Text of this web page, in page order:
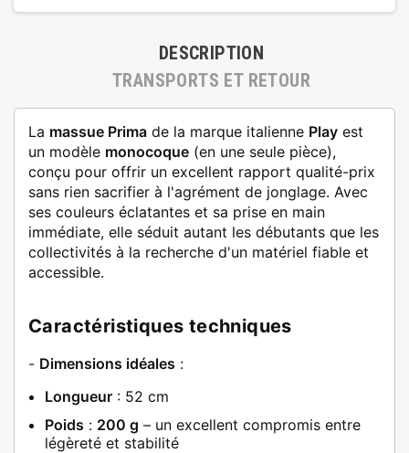
DESCRIPTION
TRANSPORTS ET RETOUR
La massue Prima de la marque italienne Play est
un modèle monocoque (en une seule pièce),
conçu pour offrir un excellent rapport qualité-prix
sans rien sacrifier à l'agrément de jonglage. Avec
ses couleurs éclatantes et sa prise en main
immédiate, elle séduit autant les débutants que les
collectivités à la recherche d'un matériel fiable et
accessible.
Caractéristiques techniques
- Dimensions idéales :
Longueur : 52 cm
Poids : 200 g – un excellent compromis entre
légèreté et stabilité